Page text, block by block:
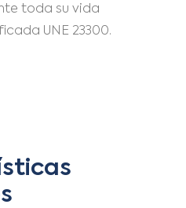
toda su vida
UNE 23300.